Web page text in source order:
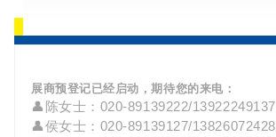
展商预登记已经启动，期待您的来电：
👤 陈女士：020-89139222/13922249137
👤侯女士 ：020-89139127/13826072428